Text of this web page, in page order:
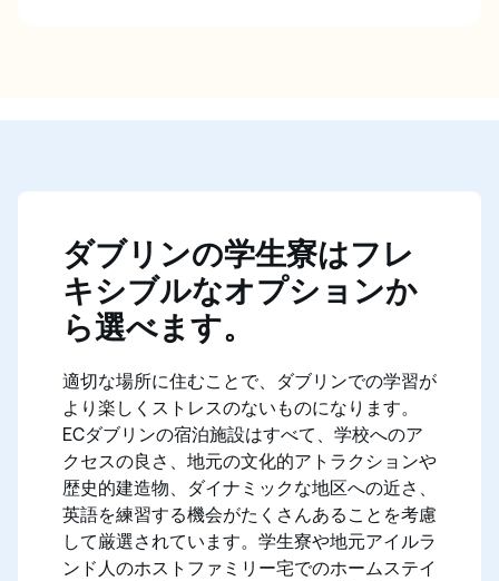
ダブリンの学生寮はフレ
キシブルなオプションか
ら選べます。
適切な場所に住むことで、ダブリンでの学習が
より楽しくストレスのないものになります。
ECダブリンの宿泊施設はすべて、学校へのア
クセスの良さ、地元の文化的アトラクションや
歴史的建造物、ダイナミックな地区への近さ、
英語を練習する機会がたくさんあることを考慮
して厳選されています。学生寮や地元アイルラ
ンド人のホストファミリー宅でのホームステイ